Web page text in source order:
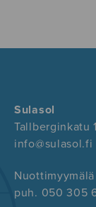
Sulasol
Tallberginkatu
info@sulasol.fi
Nuottimyymälä
puh. 050 305